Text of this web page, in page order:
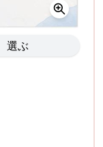
選ぶ